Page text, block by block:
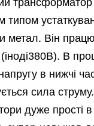
трансформатор
типом
метал. Він
В
в нижчі
сила струму.
дуже прості в